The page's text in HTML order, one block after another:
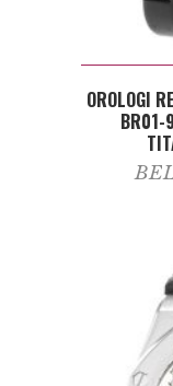
OROLOGI
BR01-